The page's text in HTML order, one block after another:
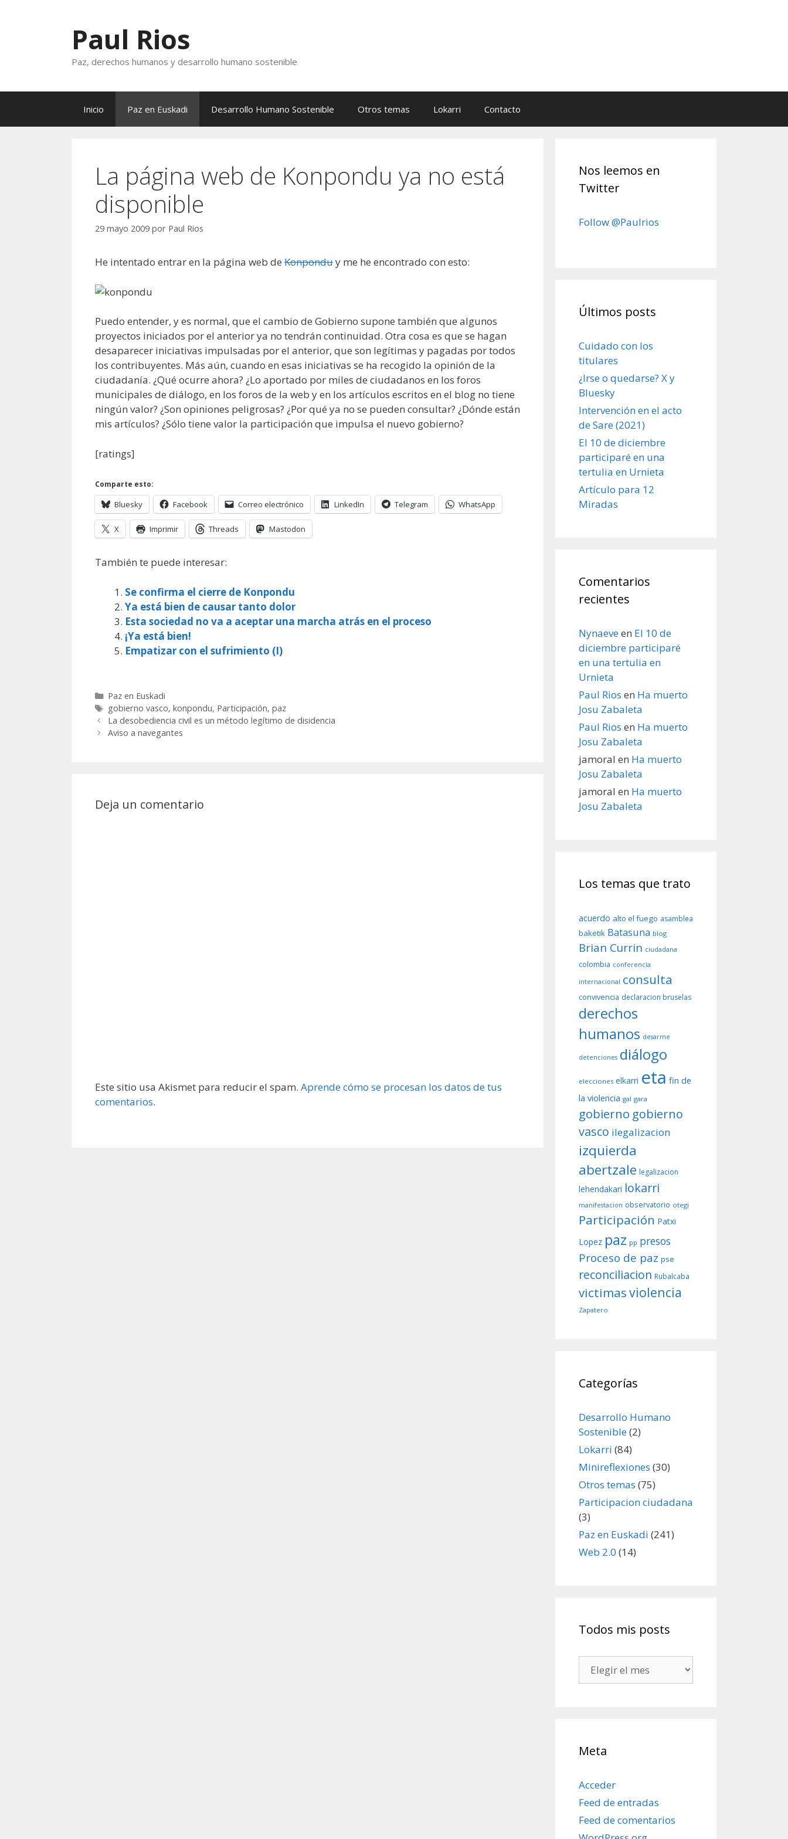
Paul Rios
Paz, derechos humanos y desarrollo humano sostenible
Inicio Paz en Euskadi Desarrollo Humano Sostenible Otros temas Lokarri Contacto
La página web de Konpondu ya no está
disponible
29 mayo 2009 por Paul Rios
He intentado entrar en la página web de Konponduy me he encontrado con esto:
Puedo entender, y es normal, que el cambio de Gobierno supone también que algunos
proyectos iniciados por el anterior ya no tendrán continuidad. Otra cosa es que se hagan
desaparecer iniciativas impulsadas por el anterior, que son legítimas y pagadas por todos
los contribuyentes. Más aún, cuando en esas iniciativas se ha recogido la opinión de la
ciudadanía. ¿Qué ocurre ahora? ¿Lo aportado por miles de ciudadanos en los foros
municipales de diálogo, en los foros de la web y en los artículos escritos en el blog no tiene
ningún valor? ¿Son opiniones peligrosas? ¿Por qué ya no se pueden consultar? ¿Dónde están
mis artículos? ¿Sólo tiene valor la participación que impulsa el nuevo gobierno?
[ratings]
Comparte esto:
Bluesky Facebook Correo electrónico LinkedIn Telegram WhatsApp
X Imprimir Threads Mastodon
También te puede interesar:
Se confirma el cierre de Konpondu
Ya está bien de causar tanto dolor
Esta sociedad no va a aceptar una marcha atrás en el proceso
¡Ya está bien!
Empatizar con el sufrimiento (I)
Categorías
Paz en Euskadi
Etiquetas
gobierno vasco, konpondu, Participación, paz
La desobediencia civil es un método legítimo de disidencia
Aviso a navegantes
Deja un comentario
Este sitio usa Akismet para reducir el spam. Aprende cómo se procesan los datos de tus
comentarios.
Nos leemos en
Twitter
Follow @Paulrios
Últimos posts
Cuidado con los
titulares
¿Irse o quedarse? X y
Bluesky
Intervención en el acto
de Sare (2021)
El 10 de diciembre
participaré en una
tertulia en Urnieta
Artículo para 12
Miradas
Comentarios
recientes
Nynaeveen El 10 de
diciembre participaré
en una tertulia en
Urnieta
Paul Rios en Ha muerto
Josu Zabaleta
Paul Rios en Ha muerto
Josu Zabaleta
jamoral en Ha muerto
Josu Zabaleta
jamoral en Ha muerto
Josu Zabaleta
Los temas que trato
acuerdo alto el fuego asamblea
baketik Batasuna blog
Brian Currin ciudadana
colombia conferencia
internacional consulta
convivencia declaracion bruselas
derechos
humanos desarme
detenciones diálogo
elecciones elkarri eta fin de
la violencia gal gara
gobierno gobierno
vasco ilegalizacion
izquierda
abertzale legalizacion
lehendakari lokarri
manifestacion observatorio otegi
Participación Patxi
Lopez paz pp presos
Proceso de paz pse
reconciliacion Rubalcaba
victimasviolencia
Zapatero
Categorías
Desarrollo Humano
Sostenible(2)
Lokarri (84)
Minireflexiones (30)
Otros temas (75)
Participacion ciudadana
(3)
Paz en Euskadi (241)
Web 2.0 (14)
Todos mis posts
mis
Meta
Acceder
Feed de entradas
Feed de comentarios